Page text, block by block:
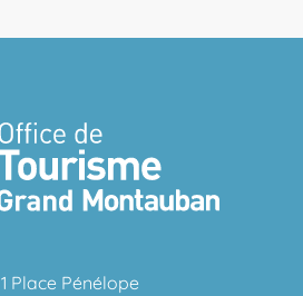
1 Place Pénélope